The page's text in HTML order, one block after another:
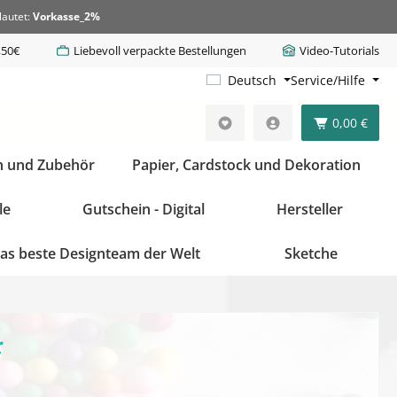
Vorkasse_2%
Liebevoll verpackte Bestellungen Video-Tutorials
Deutsch Service/Hilfe
0,00 €
und Zubehör Papier, Cardstock und Dekoration
Gutschein - Digital Hersteller
beste Designteam der Welt Sketche